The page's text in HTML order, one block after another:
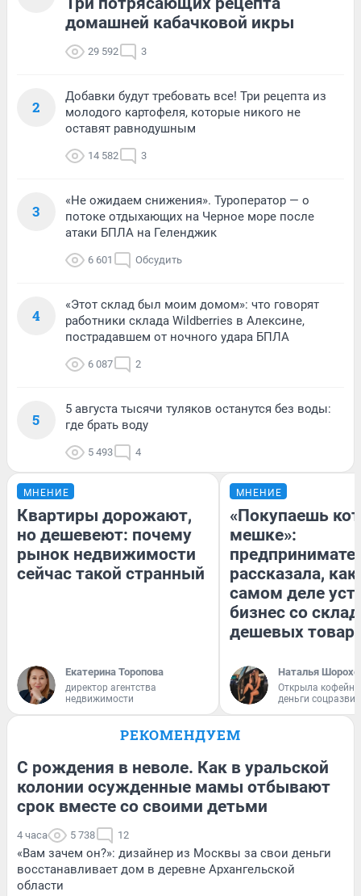
домашней кабачковой икры
29 592 3
2
Добавки будут требовать все! Три рецепта из
молодого картофеля, которые никого не
оставят равнодушным
14 582 3
3
«Не ожидаем снижения». Туроператор — о
потоке отдыхающих на Черное море после
атаки БПЛА на Геленджик
6 601 Обсудить
4
«Этот склад был моим домом»: что говорят
работники склада Wildberries в Алексине,
пострадавшем от ночного удара БПЛА
6 087 2
5
5 августа тысячи туляков останутся без воды:
где брать воду
5 493 4
МНЕНИЕ
Квартиры дорожают,
но дешевеют: почему
рынок недвижимости
сейчас такой странный
Екатерина Торопова
директор агентства
недвижимости
МНЕНИЕ
«Покупаешь
мешке»:
рассказала, как
самом деле
бизнес со
дешевых
Наталья
Открыла
деньги
РЕКОМЕНДУЕМ
С рождения в неволе. Как в уральской
колонии осужденные мамы отбывают
срок вместе со своими детьми
4 часа 5 738 12
«Вам зачем он?»: дизайнер из Москвы за свои деньги
восстанавливает дом в деревне Архангельской
области